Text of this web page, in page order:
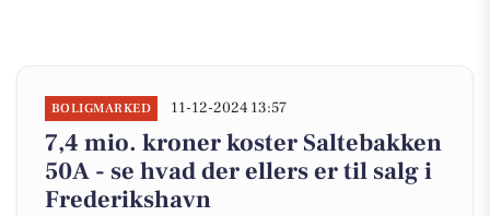
BOLIGMARKED 11-12-2024 13:57
7,4 mio. kroner koster Saltebakken
50A - se hvad der ellers er til salg i
Frederikshavn